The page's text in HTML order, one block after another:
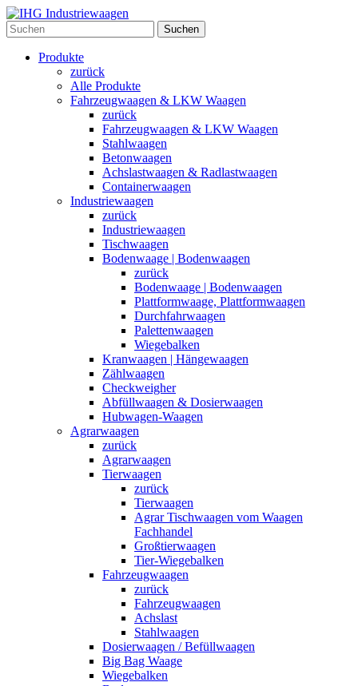
Suchen
Produkte
zurück
Alle Produkte
Fahrzeugwaagen & LKW Waagen
zurück
Fahrzeugwaagen & LKW Waagen
Stahlwaagen
Betonwaagen
Achslastwaagen & Radlastwaagen
Containerwaagen
Industriewaagen
zurück
Industriewaagen
Tischwaagen
Bodenwaage | Bodenwaagen
zurück
Bodenwaage | Bodenwaagen
Plattformwaage, Plattformwaagen
Durchfahrwaagen
Palettenwaagen
Wiegebalken
Kranwaagen | Hängewaagen
Zählwaagen
Checkweigher
Abfüllwaagen & Dosierwaagen
Hubwagen-Waagen
Agrarwaagen
zurück
Agrarwaagen
Tierwaagen
zurück
Tierwaagen
Agrar Tischwaagen vom Waagen
Fachhandel
Großtierwaagen
Tier-Wiegebalken
Fahrzeugwaagen
zurück
Fahrzeugwaagen
Achslast
Stahlwaagen
Dosierwaagen / Befüllwaagen
Big Bag Waage
Wiegebalken